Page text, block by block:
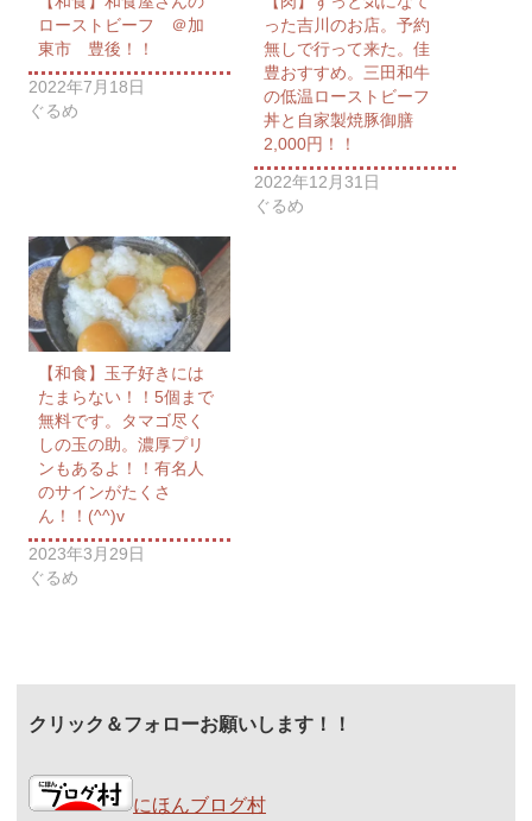
ローストビーフ ＠加
東市 豊後！！
2022年7月18日
ぐるめ
った吉川のお店。予約
無しで行って来た。佳
豊おすすめ。三田和牛
の低温ローストビーフ
丼と自家製焼豚御膳
2,000円！！
2022年12月31日
ぐるめ
【和食】玉子好きには
たまらない！！5個まで
無料です。タマゴ尽く
しの玉の助。濃厚プリ
ンもあるよ！！有名人
のサインがたくさ
ん！！(^^)v
2023年3月29日
ぐるめ
クリック＆フォローお願いします！！
にほんブログ村